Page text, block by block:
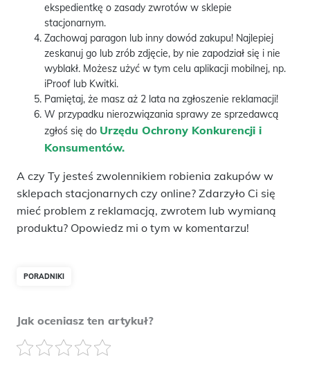
ekspedientkę o zasady zwrotów w sklepie
stacjonarnym.
Zachowaj paragon lub inny dowód zakupu! Najlepiej
zeskanuj go lub zrób zdjęcie, by nie zapodział się i nie
wyblakł. Możesz użyć w tym celu aplikacji mobilnej, np.
iProof lub Kwitki.
Pamiętaj, że masz aż 2 lata na zgłoszenie reklamacji!
W przypadku nierozwiązania sprawy ze sprzedawcą
zgłoś się do Urzędu Ochrony Konkurencji i
Konsumentów.
A czy Ty jesteś zwolennikiem robienia zakupów w
sklepach stacjonarnych czy online? Zdarzyło Ci się
mieć problem z reklamacją, zwrotem lub wymianą
produktu? Opowiedz mi o tym w komentarzu!
PORADNIKI
Jak oceniasz ten artykuł?